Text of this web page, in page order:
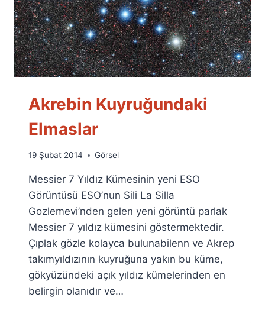
Akrebin Kuyruğundaki
Elmaslar
By
Fuat
Özyar
19 Şubat 2014 Görsel
Messier 7 Yıldız Kümesinin yeni ESO
Görüntüsü ESO’nun Sili La Silla
Gozlemevi’nden gelen yeni görüntü parlak
Messier 7 yıldız kümesini göstermektedir.
Çıplak gözle kolayca bulunabilenn ve Akrep
takımyıldızının kuyruğuna yakın bu küme,
gökyüzündeki açık yıldız kümelerinden en
belirgin olanıdır ve…